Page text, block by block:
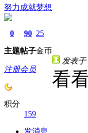
努力成就梦想
0
主题
90
帖子
25
金币
注册会员
积分
159
发消息
发表于
看